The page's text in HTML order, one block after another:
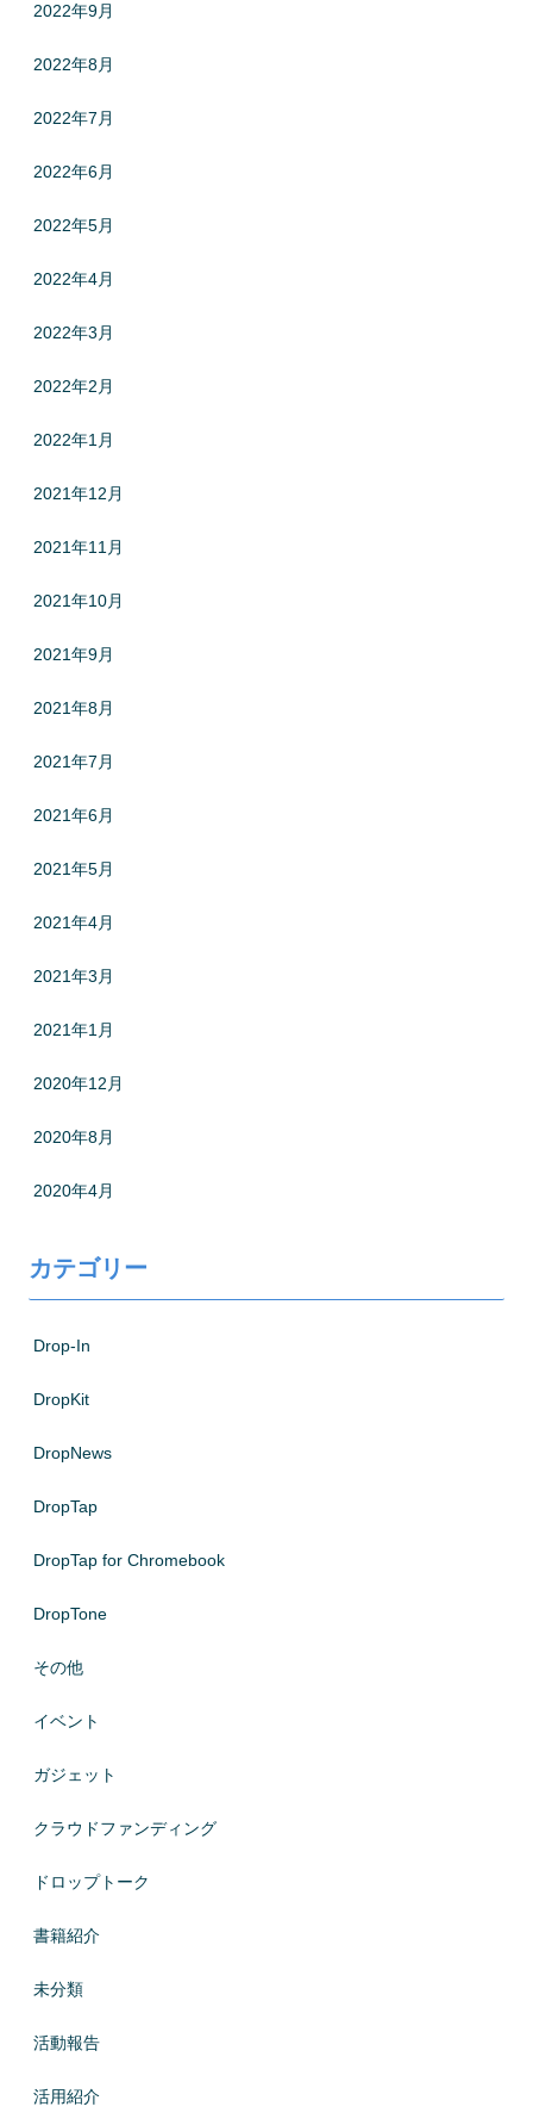
2022年9月
2022年8月
2022年7月
2022年6月
2022年5月
2022年4月
2022年3月
2022年2月
2022年1月
2021年12月
2021年11月
2021年10月
2021年9月
2021年8月
2021年7月
2021年6月
2021年5月
2021年4月
2021年3月
2021年1月
2020年12月
2020年8月
2020年4月
カテゴリー
Drop-In
DropKit
DropNews
DropTap
DropTap for Chromebook
DropTone
その他
イベント
ガジェット
クラウドファンディング
ドロップトーク
書籍紹介
未分類
活動報告
活用紹介